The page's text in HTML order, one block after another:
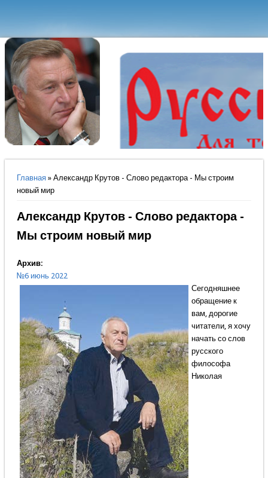
Вы здесь
Главная» Александр Крутов - Слово редактора - Мы строим
новый мир
Александр Крутов - Слово редактора -
Мы строим новый мир
Архив:
№6 июнь 2022
Сегодняшнее
обращение к
вам, дорогие
читатели, я хочу
начать со слов
русского
философа
Николая